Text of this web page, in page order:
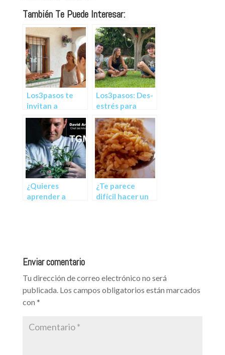
También Te Puede Interesar:
Los3pasos te
invitan a
reconectar
Los3pasos: Des-
estrés para
tiempos de
cambio
¿Quieres
aprender a
¿Te parece
difícil hacer un
Enviar comentario
Tu dirección de correo electrónico no será
publicada. Los campos obligatorios están marcados
con *